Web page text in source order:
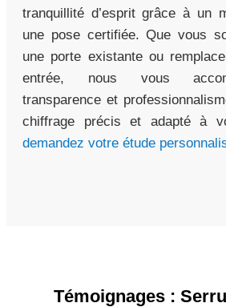
tranquillité d’esprit grâce à un
une pose certifiée. Que vous
une porte existante ou
entrée, nous vous
transparence et
chiffrage précis et adapté à
demandez votre étude
Témoignages :